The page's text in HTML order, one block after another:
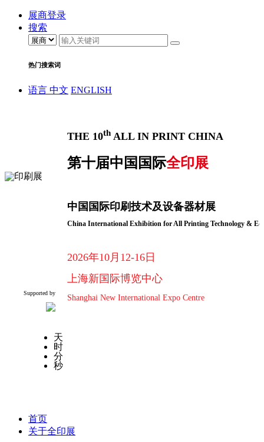
展商登录
搜索
热门搜索词
语言 中文 ENGLISH
THE 10th ALL IN PRINT CHINA
第十届中国国际全印展
中国国际印刷技术及设备器材展
China International Exhibition for All Printing Technology &
2026年10月12-16日
上海新国际博览中心
Shanghai New International Expo Centre
Supported by
天
时
分
秒
首页
关于全印展